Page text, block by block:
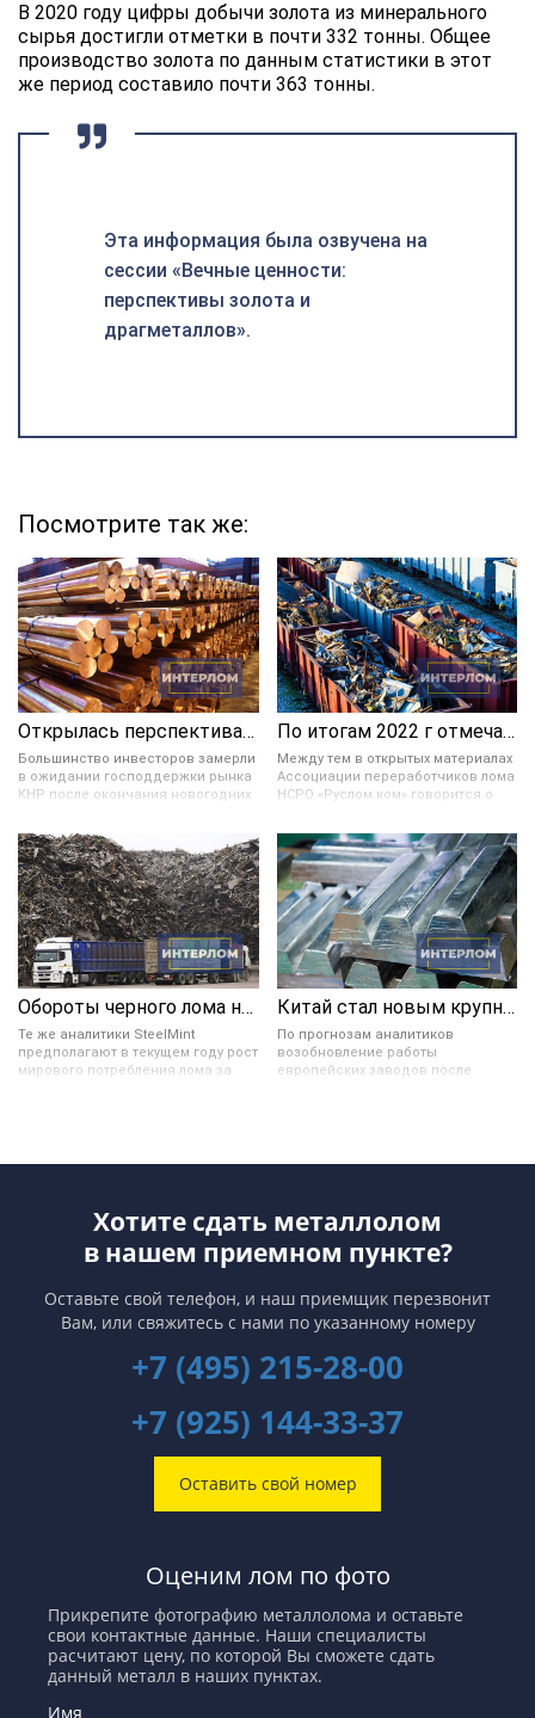
В 2020 году цифры добычи золота из минерального
сырья достигли отметки в почти 332 тонны. Общее
производство золота по данным статистики в этот
же период составило почти 363 тонны.
Эта информация была озвучена на
сессии «Вечные ценности:
перспективы золота и
драгметаллов».
Посмотрите так же:
Открылась перспектива укрепления цветных металлов в цене
Большинство инвесторов замерли
в ожидании господдержки рынка
КНР после окончания новогодних
мартовских плановых заседаний
руководства Поднебесной. Они
также предрекают увеличение
стоимости цвет. металлов в
случае, если укрепление доллара,
а также логистические и
производственные трудности в
США этому не помешают.
По итогам 2022 г отмечается значительное снижение ломозаготовки в России
Между тем в открытых материалах
Ассоциации переработчиков лома
НСРО «Руслом.ком» говорится о
экспорта ломозаготовки в 2030
году. Согласно прогнозируемому
сценарию с 2023 по 2030 год в РФ
можно будет наблюдать
тенденцию увеличения экспорта
лома. И в 2030 году он может
составить 4,3 млн тонн.
Обороты черного лома на мировом рынке упали на 6 %
Те же аналитики SteelMint
предполагают в текущем году рост
мирового потребления лома за
это никак не повлияет, так как за
последние годы во многих
странах наблюдается тенденция
понижения экспорта
Китай стал новым крупным нетто-экспортером цинка и свинца
По прогнозам аналитиков
возобновление работы
европейских заводов после
тех стран, в которых плавильные
заводы быстрее отреагируют на
улучшение экономической
обстановки. И если Китай сделает
запасах металлов между Западом
и Восток продлится еще не один
Хотите сдать металлолом
в нашем приемном пункте?
Оставьте свой телефон, и наш приемщик перезвонит
Вам, или свяжитесь с нами по указанному номеру
+7 (495) 215-28-00
+7 (925) 144-33-37
Оставить свой номер
Оценим лом по фото
Прикрепите фотографию металлолома и оставьте
свои контактные данные. Наши специалисты
расчитают цену, по которой Вы сможете сдать
данный металл в наших пунктах.
Имя